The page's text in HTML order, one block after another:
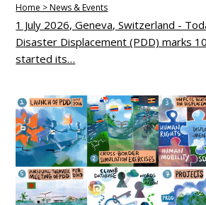
Home > News & Events
1 July 2026, Geneva, Switzerland -
Disaster Displacement (PDD) marks
started its…